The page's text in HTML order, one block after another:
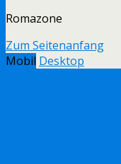
Romazone
Zum Seitenanfang
Mobil Desktop